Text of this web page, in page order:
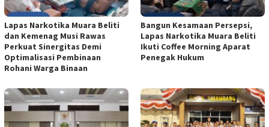
Lapas Narkotika Muara Beliti
dan Kemenag Musi Rawas
Perkuat Sinergitas Demi
Optimalisasi Pembinaan
Rohani Warga Binaan
Bangun Kesamaan Persepsi,
Lapas Narkotika Muara Beliti
Ikuti Coffee Morning Aparat
Penegak Hukum